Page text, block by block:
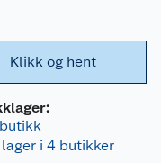
Klikk og hent
lager i 4 butikker